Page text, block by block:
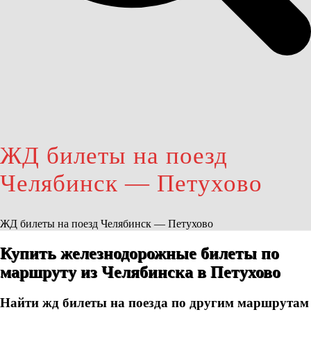
ЖД билеты на поезд
Челябинск — Петухово
ЖД билеты на поезд Челябинск — Петухово
Купить железнодорожные билеты по
маршруту из Челябинска в Петухово
Найти жд билеты на поезда по другим маршрутам